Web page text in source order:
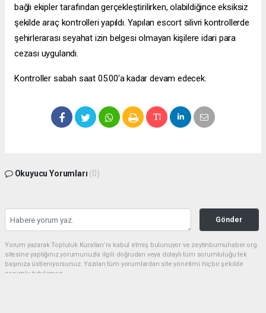
bağlı ekipler tarafından gerçekleştirilirken, olabildiğince eksiksiz
şekilde araç kontrolleri yapıldı. Yapılan escort silivri kontrollerde
şehirlerarası seyahat izin belgesi olmayan kişilere idari para
cezası uygulandı.
Kontroller sabah saat 05.00'a kadar devam edecek.
Okuyucu Yorumları (0)
Gönder
Yorum yazarak Topluluk Kuralları’nı kabul etmiş bulunuyor ve zeytinburnuhaber.org
sitesine yaptığınız yorumunuzla ilgili doğrudan veya dolaylı tüm sorumluluğu tek
başınıza üstleniyorsunuz. Yazılan tüm yorumlardan site yönetimi hiçbir şekilde
sorumlu tutulamaz.